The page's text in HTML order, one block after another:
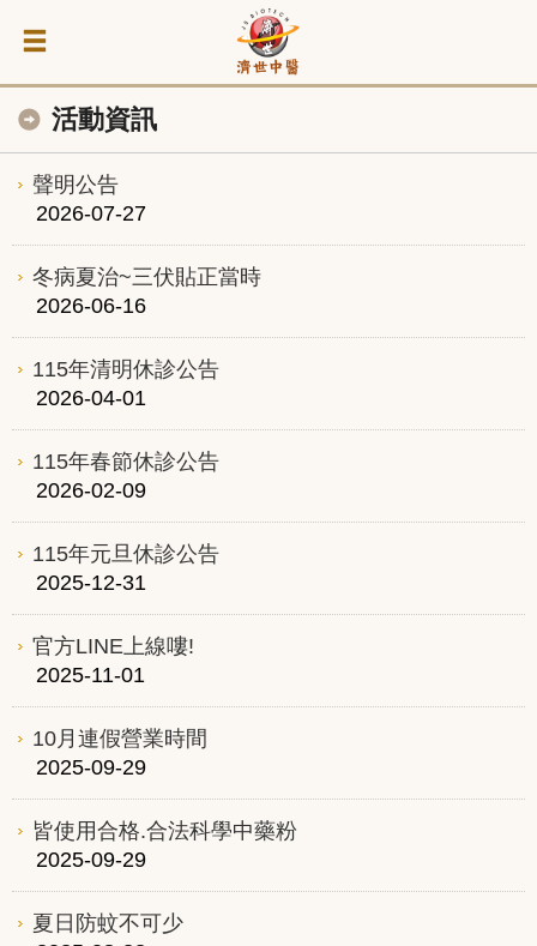
活動資訊
聲明公告
2026-07-27
冬病夏治~三伏貼正當時
2026-06-16
115年清明休診公告
2026-04-01
115年春節休診公告
2026-02-09
115年元旦休診公告
2025-12-31
官方LINE上線嘍!
2025-11-01
10月連假營業時間
2025-09-29
皆使用合格.合法科學中藥粉
2025-09-29
夏日防蚊不可少